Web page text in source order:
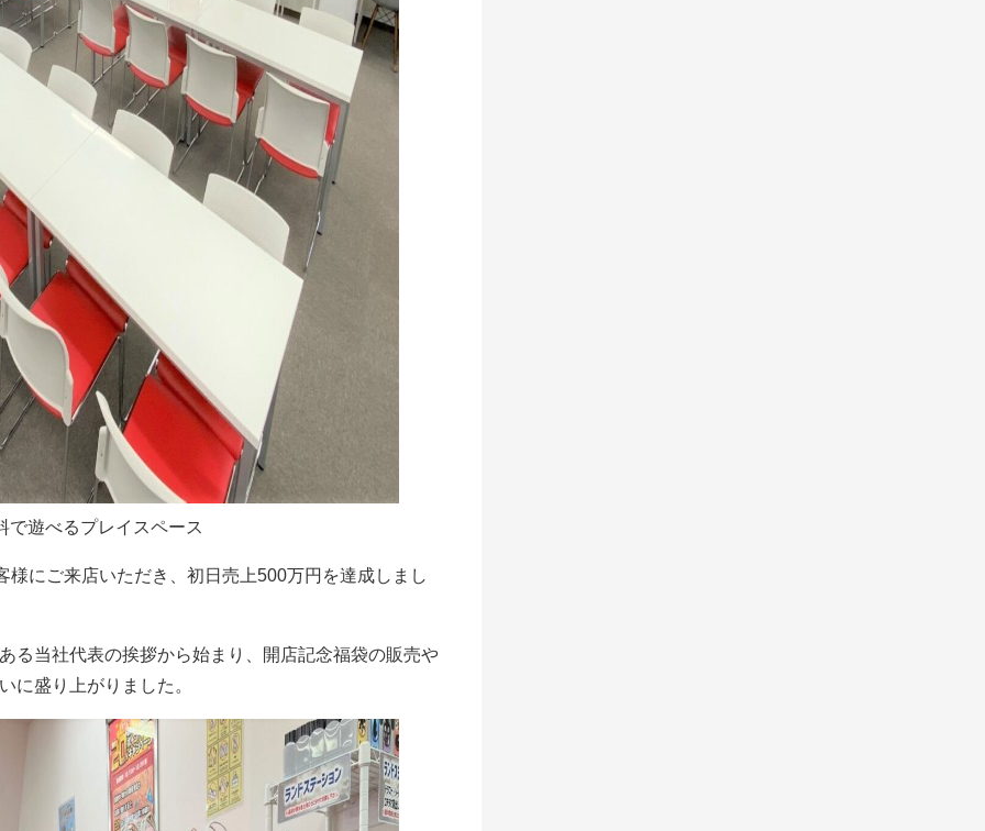
で遊べるプレイスペース
様にご来店いただき、初日売上500万円を達成しまし
る当社代表の挨拶から始まり、開店記念福袋の販売や
に盛り上がりました。